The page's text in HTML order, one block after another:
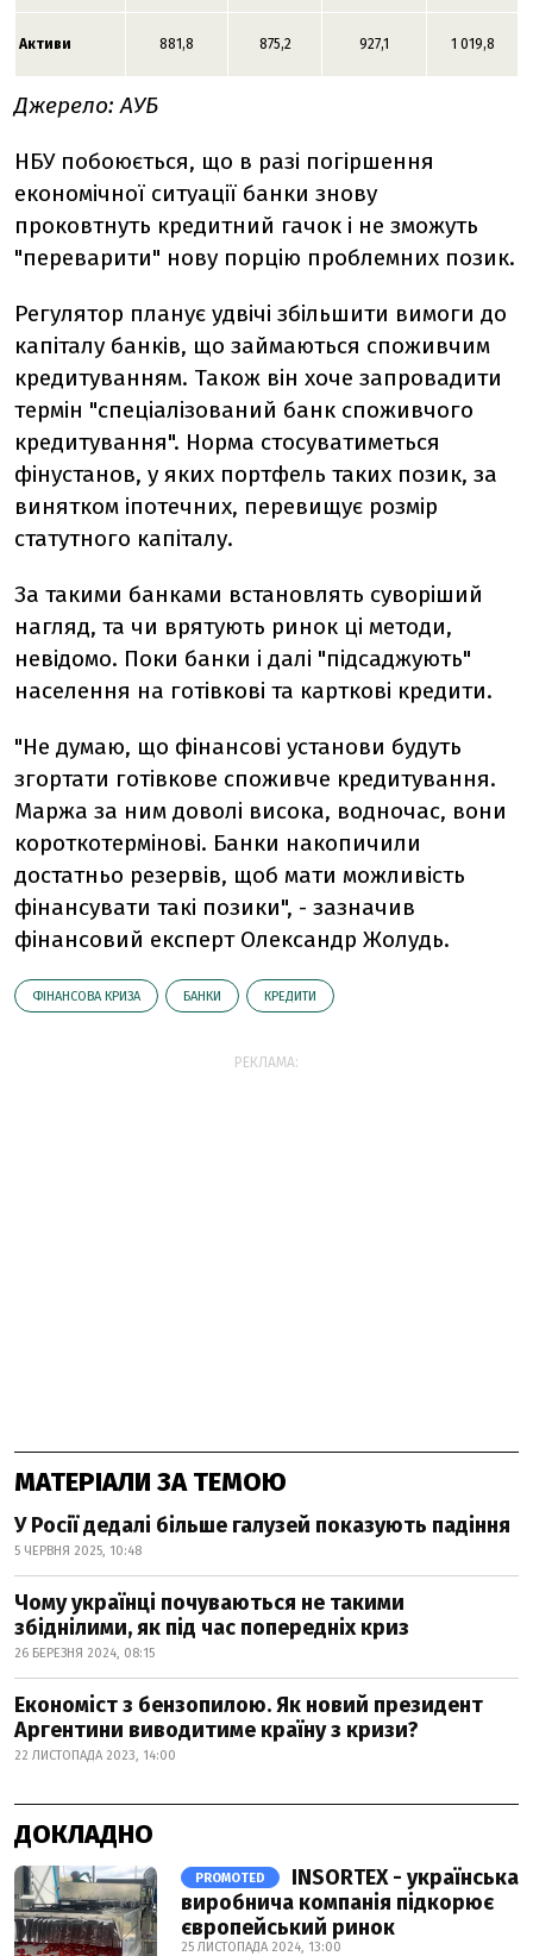
Активи 881,8 875,2 927,1 1 019,8
Джерело: АУБ
НБУ побоюється, що в разі погіршення
економічної ситуації банки знову
проковтнуть кредитний гачок і не зможуть
"переварити" нову порцію проблемних позик.
Регулятор планує удвічі збільшити вимоги до
капіталу банків, що займаються споживчим
кредитуванням. Також він хоче запровадити
термін "спеціалізований банк споживчого
кредитування". Норма стосуватиметься
фінустанов, у яких портфель таких позик, за
винятком іпотечних, перевищує розмір
статутного капіталу.
За такими банками встановлять суворіший
нагляд, та чи врятують ринок ці методи,
невідомо. Поки банки і далі "підсаджують"
населення на готівкові та карткові кредити.
"Не думаю, що фінансові установи будуть
згортати готівкове споживче кредитування.
Маржа за ним доволі висока, водночас, вони
короткотермінові. Банки накопичили
достатньо резервів, щоб мати можливість
фінансувати такі позики", - зазначив
фінансовий експерт Олександр Жолудь.
ФІНАНСОВА КРИЗА БАНКИ КРЕДИТИ
РЕКЛАМА:
МАТЕРІАЛИ ЗА ТЕМОЮ
У Росії дедалі більше галузей показують падіння
5 ЧЕРВНЯ 2025, 10:48
Чому українці почуваються не такими
збіднілими, як під час попередніх криз
26 БЕРЕЗНЯ 2024, 08:15
Економіст з бензопилою. Як новий президент
Аргентини виводитиме країну з кризи?
22 ЛИСТОПАДА 2023, 14:00
ДОКЛАДНО
PROMOTED
INSORTEX - українська
виробнича компанія підкорює
європейський ринок
25 ЛИСТОПАДА 2024, 13:00